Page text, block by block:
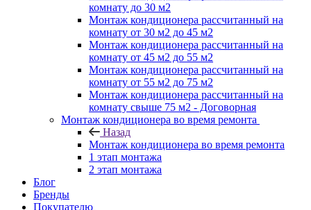
комнату до 30 м2
Монтаж кондиционера рассчитанный на
комнату от 30 м2 до 45 м2
Монтаж кондиционера рассчитанный на
комнату от 45 м2 до 55 м2
Монтаж кондиционера рассчитанный на
комнату от 55 м2 до 75 м2
Монтаж кондиционера рассчитанный на
комнату свыше 75 м2 - Договорная
Монтаж кондиционера во время ремонта
Назад
Монтаж кондиционера во время ремонта
1 этап монтажа
2 этап монтажа
Блог
Бренды
Покупателю